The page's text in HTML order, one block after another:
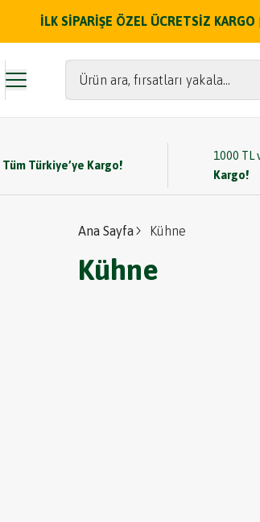
İLK SİPARİŞE ÖZEL ÜCRETSİZ KARGO
Ürün ara, fırsatları yakala...
Tüm Türkiye’ye Kargo!
1000 TL
Kargo!
Ana Sayfa Kühne
Kühne